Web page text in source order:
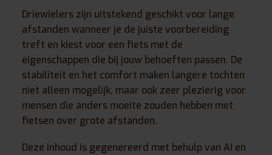
Driewielers zijn uitstekend geschikt voor lange
afstanden wanneer je de juiste voorbereiding
treft en kiest voor een fiets met de
eigenschappen die bij jouw behoeften passen. De
stabiliteit en het comfort maken langere tochten
niet alleen mogelijk, maar ook zeer plezierig voor
mensen die anders moeite zouden hebben met
fietsen over grote afstanden.
Deze inhoud is gegenereerd met behulp van AI en